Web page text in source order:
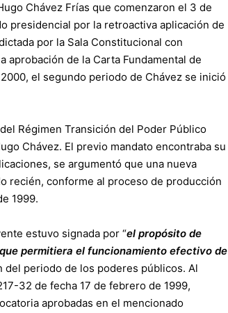
Chávez Frías que comenzaron el 3 de
presidencial por la retroactiva aplicación de
por la Sala Constitucional con
aprobación de la Carta Fundamental de
el segundo periodo de Chávez se inició
Régimen Transición del Poder Público
Chávez. El previo mandato encontraba su
se argumentó que una nueva
recién, conforme al proceso de producción
1999.
estuvo signada por “el propósito de
permitiera el funcionamiento efectivo de
del periodo de los poderes públicos. Al
32 de fecha 17 de febrero de 1999,
aprobadas en el mencionado